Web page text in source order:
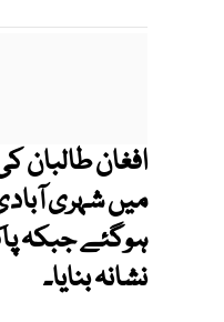
افغان طالبان
ہوگئے جبکہ
نشانہ بنایا۔